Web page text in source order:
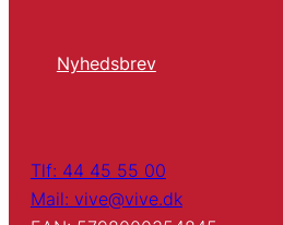
Nyhedsbrev
Tlf: 44 45 55 00
Mail: vive@vive.dk